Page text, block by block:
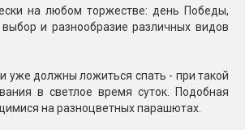
в торт (холодные)
фонарики
на любом торжестве: день Победы,
и разнообразие различных видов
уже должны ложиться спать - при такой
в светлое время суток. Подобная
на разноцветных парашютах.